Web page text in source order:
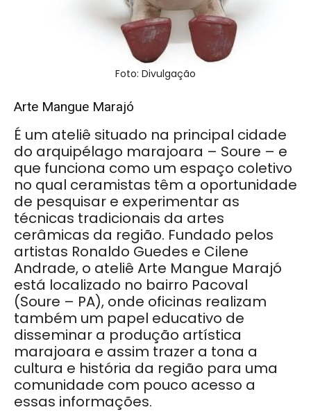
Foto: Divulgação
Arte Mangue Marajó
É um ateliê situado na principal cidade
do arquipélago marajoara – Soure – e
que funciona como um espaço coletivo
no qual ceramistas têm a oportunidade
de pesquisar e experimentar as
técnicas tradicionais da artes
cerâmicas da região. Fundado pelos
artistas Ronaldo Guedes e Cilene
Andrade, o ateliê Arte Mangue Marajó
está localizado no bairro Pacoval
(Soure – PA), onde oficinas realizam
também um papel educativo de
disseminar a produção artística
marajoara e assim trazer a tona a
cultura e história da região para uma
comunidade com pouco acesso a
essas informações.